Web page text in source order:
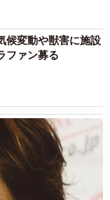
4/5
画生原稿：
変動や獣害に施設
ファン募る